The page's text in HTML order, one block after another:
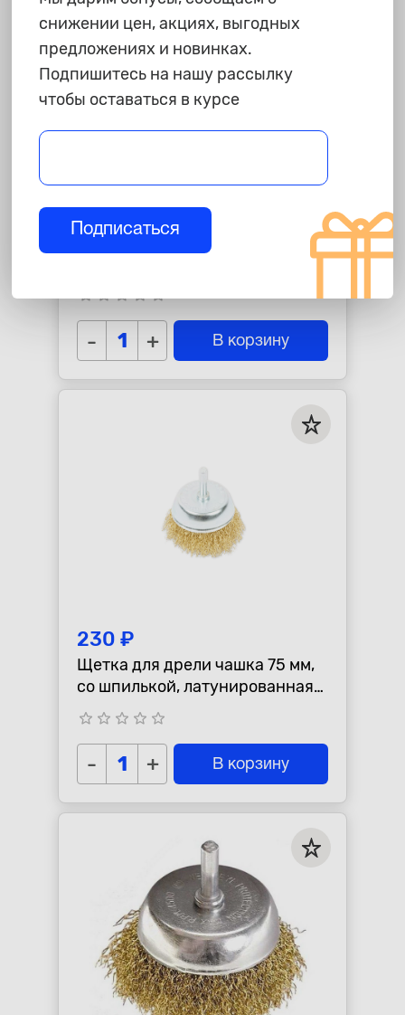
220 ₽
Щетка для дрели "АвтоДело",
star_borderstar_borderstar_borderstar_borderstar_border
- + В корзину
230 ₽
Щетка для дрели чашка 75 мм,
со шпилькой, латунированная
проволока ARNEZI R8041175
star_border star_border star_border star_border star_border
- + В корзину
снижении цен, акциях, выгодных
предложениях и новинках.
Подпишитесь на нашу рассылку
чтобы оставаться в курсе
Подписаться